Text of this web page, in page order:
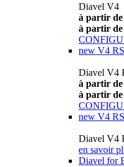
Diavel V4
à partir de
à partir
new V4 RS
Diavel V4
à partir de
à partir
new V4
Diavel V4
en savoir
Diavel for